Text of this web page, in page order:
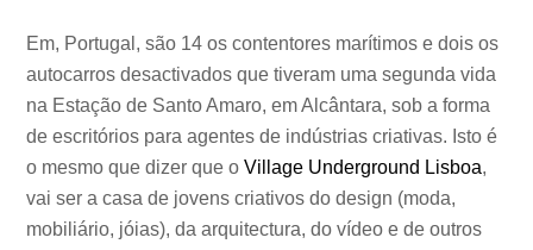
Em, Portugal, são 14 os contentores marítimos e dois os
autocarros desactivados que tiveram uma segunda vida
na Estação de Santo Amaro, em Alcântara, sob a forma
de escritórios para agentes de indústrias criativas. Isto é
o mesmo que dizer que oVillage Underground Lisboa,
vai ser a casa de jovens criativos do design (moda,
mobiliário, jóias), da arquitectura, do vídeo e de outros